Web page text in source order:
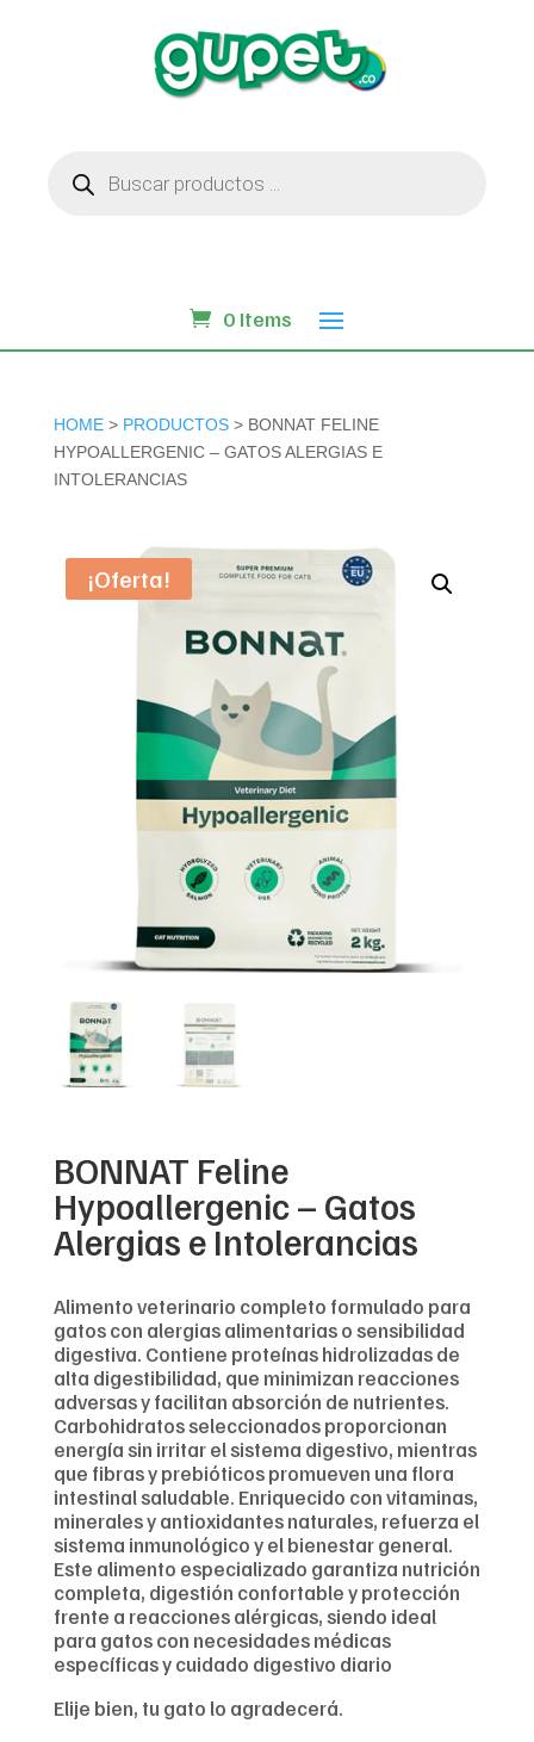
productos
0 Items
HOME> PRODUCTOS> BONNAT FELINE
HYPOALLERGENIC – GATOS ALERGIAS E
INTOLERANCIAS
¡Oferta!
BONNAT Feline
Hypoallergenic – Gatos
Alergias e Intolerancias
Alimento veterinario completo formulado para
gatos con alergias alimentarias o sensibilidad
digestiva. Contiene proteínas hidrolizadas de
alta digestibilidad, que minimizan reacciones
adversas y facilitan absorción de nutrientes.
Carbohidratos seleccionados proporcionan
energía sin irritar el sistema digestivo, mientras
que fibras y prebióticos promueven una flora
intestinal saludable. Enriquecido con vitaminas,
minerales y antioxidantes naturales, refuerza el
sistema inmunológico y el bienestar general.
Este alimento especializado garantiza nutrición
completa, digestión confortable y protección
frente a reacciones alérgicas, siendo ideal
para gatos con necesidades médicas
específicas y cuidado digestivo diario
Elije bien, tu gato lo agradecerá.